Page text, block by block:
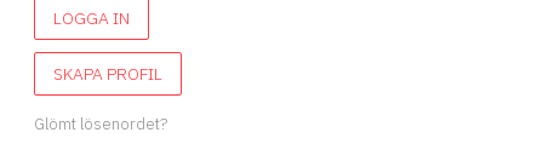
LOGGA IN
SKAPA PROFIL
Glömt lösenordet?